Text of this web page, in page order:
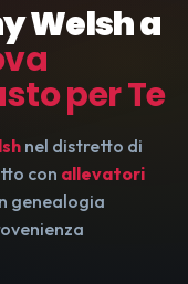
Welsh a
per Te
nel distretto di
con allevatori
genealogia